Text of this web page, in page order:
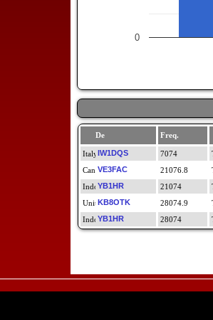
0
De Freq.
IW1DQS
7074
VE3FAC
21076.8
YB1HR
21074
KB8OTK
28074.9
YB1HR
28074